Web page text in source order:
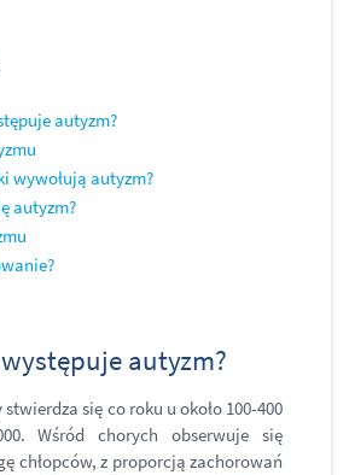
autyzm?
wywołują autyzm?
autyzm?
autyzm?
się co roku u około 100-400
Wśród chorych obserwuje się
chłopców, z proporcją zachorowań